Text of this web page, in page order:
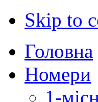
Skip to
Головна
Номери
1-